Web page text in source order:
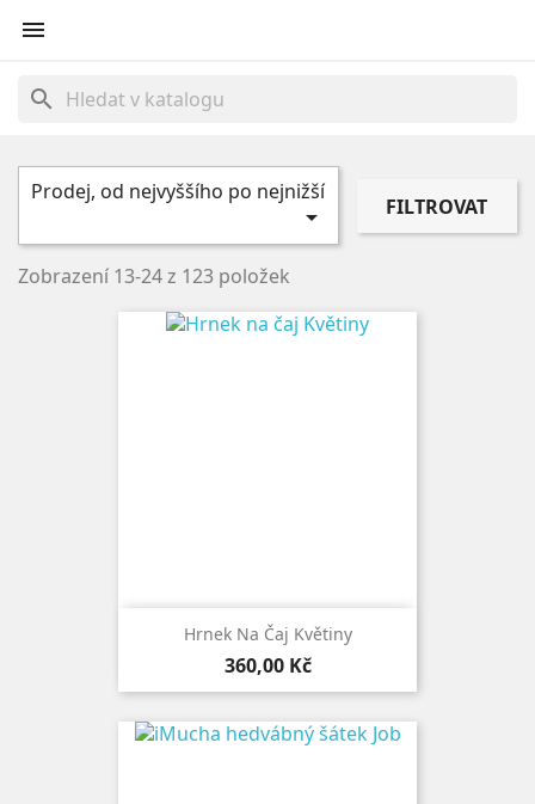

search
Prodej, od nejvyššího po nejnižší
 FILTROVAT
Zobrazení 13-24 z 123 položek
Hrnek Na Čaj Květiny
Cena
360,00 Kč